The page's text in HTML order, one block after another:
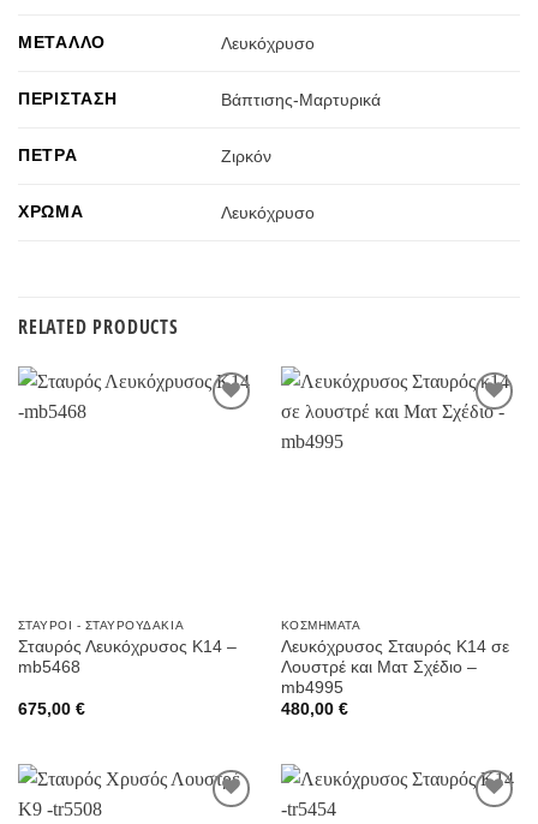
ΜΈΤΑΛΛΟ Λευκόχρυσο
ΠΕΡΊΣΤΑΣΗ Βάπτισης-Μαρτυρικά
ΠΈΤΡΑ Ζιρκόν
ΧΡΏΜΑ Λευκόχρυσο
RELATED PRODUCTS
ΣΤΑΥΡΟΊ - ΣΤΑΥΡΟΥΔΆΚΙΑ
Σταυρός Λευκόχρυσος Κ14 –
mb5468
675,00 €
ΚΟΣΜΉΜΑΤΑ
Λευκόχρυσος Σταυρός Κ14 σε
Λουστρέ και Ματ Σχέδιο –
mb4995
480,00 €